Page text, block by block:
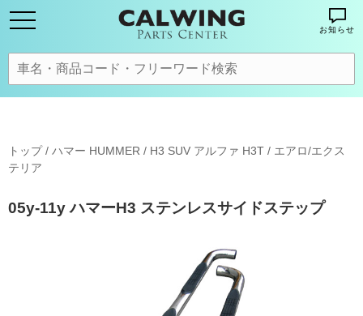
お知らせ
トップ/ ハマー HUMMER / H3 SUV アルファ H3T / エアロ/エクス
テリア
05y-11y ハマーH3 ステンレスサイドステップ